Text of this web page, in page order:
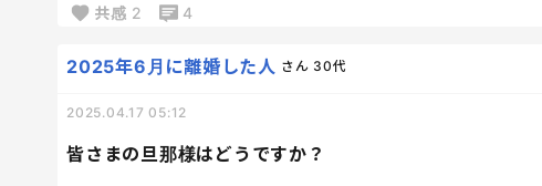
口答えなんてされたら堪忍袋の尾が切れると思うから、
寝かしつけるのもだるいくらい疲れたわ…
共感 2 4
皆さまの旦那様はどうですか？
2025年6月に離婚した人 さん 30代
2025.04.17 05:12